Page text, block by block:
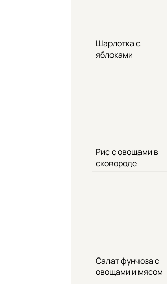
Шарлотка с
яблоками
Рис с овощами в
сковороде
Салат фунчоза с
овощами и мясом